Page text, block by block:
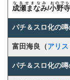
成瀬まなみ
なるせまなみ
/小野
おので
パチ＆スロ化の
富田海良（アリ
パチ＆スロ化の噂